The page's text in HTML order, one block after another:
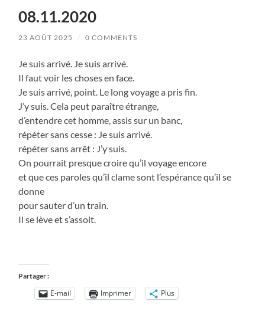
08.11.2020
23 AOÛT 2025 / 0 COMMENTS
Je suis arrivé. Je suis arrivé.
Il faut voir les choses en face.
Je suis arrivé, point. Le long voyage a pris fin.
J’y suis. Cela peut paraître étrange,
d’entendre cet homme, assis sur un banc,
répéter sans cesse : Je suis arrivé.
répéter sans arrêt : J’y suis.
On pourrait presque croire qu’il voyage encore
et que ces paroles qu’il clame sont l’espérance qu’il se
donne
pour sauter d’un train.
Il se lève et s’assoit.
Partager :
E-mail Imprimer Plus